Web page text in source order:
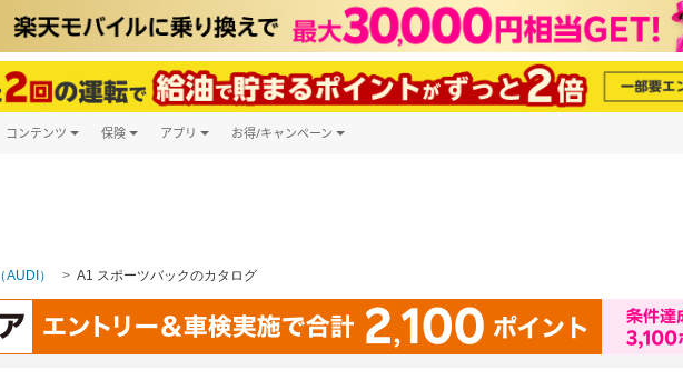
コンテンツ 保険 アプリ お得/キャンペーン
） A1 スポーツバックのカタログ